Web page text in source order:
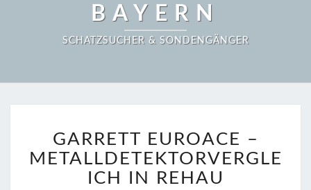
BAYERN
SCHATZSUCHER & SONDENGÄNGER
EUROACE
–
IN
GARRETT EUROACE –
METALLDETEKTORVERGLE
ICH IN REHAU